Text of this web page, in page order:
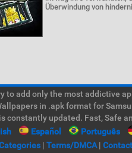
Überwindung von
add only the most addictive
in .apk format for
constantly updated. Fast, Safe
Español Português
| Terms/DMCA|